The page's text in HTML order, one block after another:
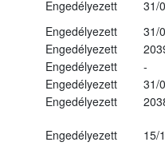
Engedélyezett
31/
Engedélyezett
31/
Engedélyezett
Engedélyezett
-
Engedélyezett
31/
Engedélyezett
Engedélyezett 15/